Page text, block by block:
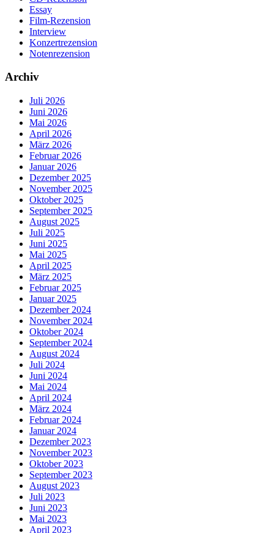
Essay
Film-Rezension
Interview
Konzertrezension
Notenrezension
Archiv
Juli 2026
Juni 2026
Mai 2026
April 2026
März 2026
Februar 2026
Januar 2026
Dezember 2025
November 2025
Oktober 2025
September 2025
August 2025
Juli 2025
Juni 2025
Mai 2025
April 2025
März 2025
Februar 2025
Januar 2025
Dezember 2024
November 2024
Oktober 2024
September 2024
August 2024
Juli 2024
Juni 2024
Mai 2024
April 2024
März 2024
Februar 2024
Januar 2024
Dezember 2023
November 2023
Oktober 2023
September 2023
August 2023
Juli 2023
Juni 2023
Mai 2023
April 2023